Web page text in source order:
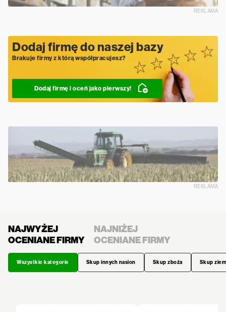
REKLAMA
Dodaj firmę do naszej bazy
Brakuje firmy z którą współpracujesz?
Dodaj firmę i oceń jako pierwszy!
REKLAMA
NAJWYŻEJ
OCENIANE FIRMY
NAJNIŻEJ
OCENIANE FIRMY
Wszystkie kategorie Skup innych nasion Skup zboża Skup